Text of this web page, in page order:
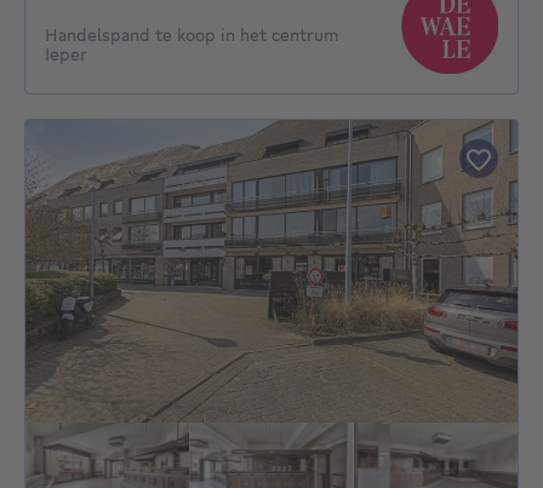
Handelspand te koop in het centrum
Ieper